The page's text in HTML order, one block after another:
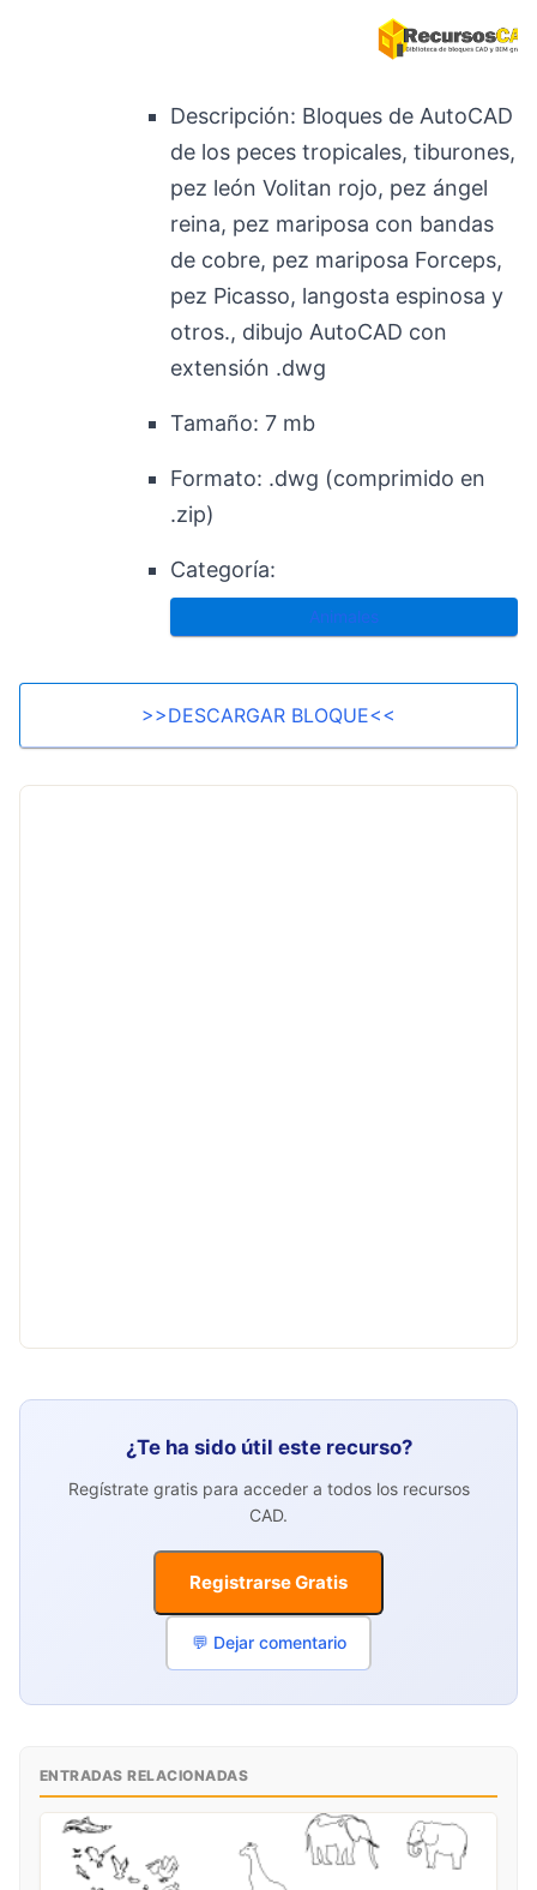
Descripción: Bloques de AutoCAD
de los peces tropicales, tiburones,
pez león Volitan rojo, pez ángel
reina, pez mariposa con bandas
de cobre, pez mariposa Forceps,
pez Picasso, langosta espinosa y
otros., dibujo AutoCAD con
extensión .dwg
Tamaño: 7 mb
Formato: .dwg (comprimido en
.zip)
Categoría:
Animales
>>DESCARGAR BLOQUE<<
¿Te ha sido útil este recurso?
Regístrate gratis para acceder a todos los recursos
CAD.
Registrarse Gratis
💬 Dejar comentario
ENTRADAS RELACIONADAS